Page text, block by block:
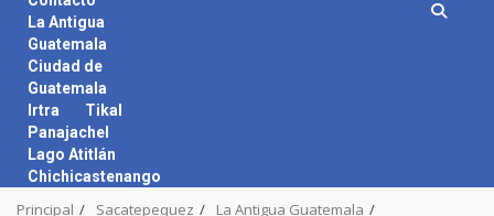
La Antigua
Guatemala
Ciudad de
Guatemala
Irtra
Tikal
Panajachel
Lago Atitlán
Chichicastenango
Principal Sacatepequez
La Antigua Guatemala